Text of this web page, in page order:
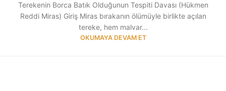
Terekenin Borca Batık Olduğunun Tespiti Davası (Hükmen
Reddi Miras) Giriş Miras bırakanın ölümüyle birlikte açılan
tereke, hem malvar...
OKUMAYA DEVAM ET